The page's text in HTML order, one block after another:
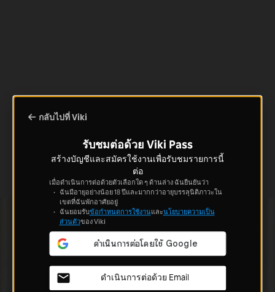
กลับไปที่ Viki
รับชมต่อด้วย Viki Pass
สร้างบัญชีและสมัครใช้งานเพื่อรับชมรายการนี้
ต่อ
เมื่อดำเนินการต่อด้วยตัวเลือกใด ๆ ด้านล่าง ฉันยืนยันว่า
ฉันมีอายุอย่างน้อย 18 ปีและมากกว่าอายุบรรลุนิติภาวะใน
เขตที่ฉันพักอาศัยอยู่
ฉันยอมรับข้อกำหนดการใช้งานและนโยบายความเป็น
ส่วนตัวของ Viki
ดำเนินการต่อด้วย Email